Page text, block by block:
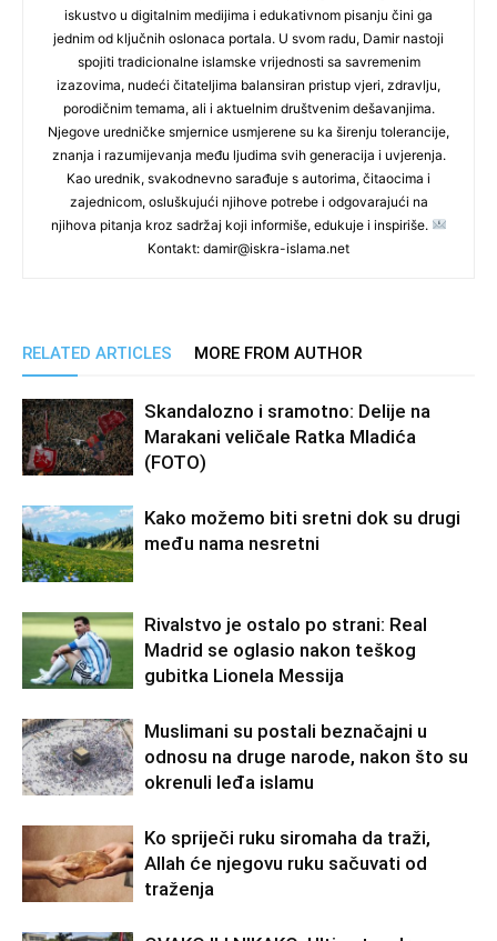
iskustvo u digitalnim medijima i edukativnom pisanju čini ga
jednim od ključnih oslonaca portala. U svom radu, Damir nastoji
spojiti tradicionalne islamske vrijednosti sa savremenim
izazovima, nudeći čitateljima balansiran pristup vjeri, zdravlju,
porodičnim temama, ali i aktuelnim društvenim dešavanjima.
Njegove uredničke smjernice usmjerene su ka širenju tolerancije,
znanja i razumijevanja među ljudima svih generacija i uvjerenja.
Kao urednik, svakodnevno sarađuje s autorima, čitaocima i
zajednicom, osluškujući njihove potrebe i odgovarajući na
njihova pitanja kroz sadržaj koji informiše, edukuje i inspiriše.
Kontakt: damir@iskra-islama.net
RELATED ARTICLES MORE FROM AUTHOR
Skandalozno i sramotno: Delije na
Marakani veličale Ratka Mladića
(FOTO)
Kako možemo biti sretni dok su drugi
među nama nesretni
Rivalstvo je ostalo po strani: Real
Madrid se oglasio nakon teškog
gubitka Lionela Messija
Muslimani su postali beznačajni u
odnosu na druge narode, nakon što su
okrenuli leđa islamu
Ko spriječi ruku siromaha da traži,
Allah će njegovu ruku sačuvati od
traženja